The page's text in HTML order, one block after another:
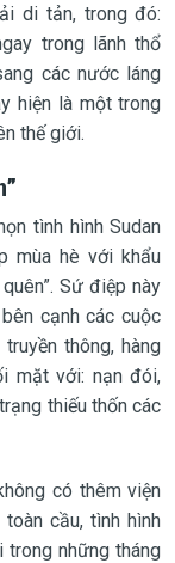
di tản, trong đó:
trong lãnh thổ
các nước láng
hiện là một trong
thế giới.
tình hình Sudan
mùa hè với khẩu
Sứ điệp này
cạnh các cuộc
thông, hàng
mặt với: nạn đói,
thiếu thốn các
có thêm viện
cầu, tình hình
những tháng